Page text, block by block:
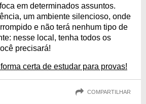
em determinados assuntos.
um ambiente silencioso, onde
e não terá nenhum tipo de
nesse local, tenha todos os
precisará!
certa de estudar para provas!
COMPARTILHAR